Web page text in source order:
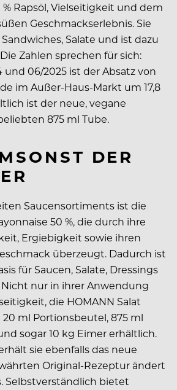
Rapsöl, Vielseitigkeit und dem
Geschmackserlebnis. Sie
Salate und ist dazu
Zahlen sprechen für sich:
und 06/2025 ist der Absatz von
im Außer-Haus-Markt um 17,8
ist der neue, vegane
875 ml Tube.
DER
Saucensortiments ist die
50 %, die durch ihre
Ergiebigkeit sowie ihren
überzeugt. Dadurch ist
für Saucen, Salate, Dressings
Nicht nur in ihrer Anwendung
die HOMANN Salat
ml Portionsbeutel, 875 ml
sogar 10 kg Eimer erhältlich.
sie ebenfalls das neue
Original-Rezeptur ändert
Selbstverständlich bietet